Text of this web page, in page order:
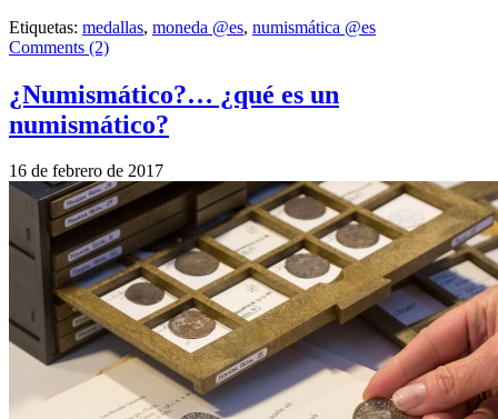
Etiquetas: medallas, moneda @es, numismática @es
Comments (2)
¿Numismático?… ¿qué es un
numismático?
16 de febrero de 2017